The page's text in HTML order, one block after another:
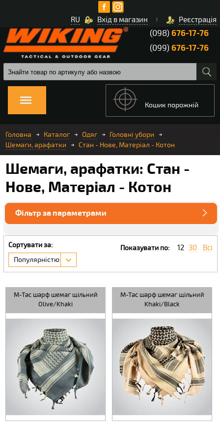
Вхід в магазин Реєстрація
RU
(098)676-17-76
(099)676-17-76
Кошик порожній
Головна Каталог Одяг
Головні убори
Шемаги, арафатки
Стан - Нове, Матеріал - Котон
Шемаги, арафатки: Стан -
Нове, Матеріал - Котон
Фільтр за параметрами
Сортувати за:
Популярністю
Показувати по: 12 30 Всі
M-Tac шарф шемаг щільний
Olive/Khaki
M-Tac шарф шемаг щільний
Khaki/Black